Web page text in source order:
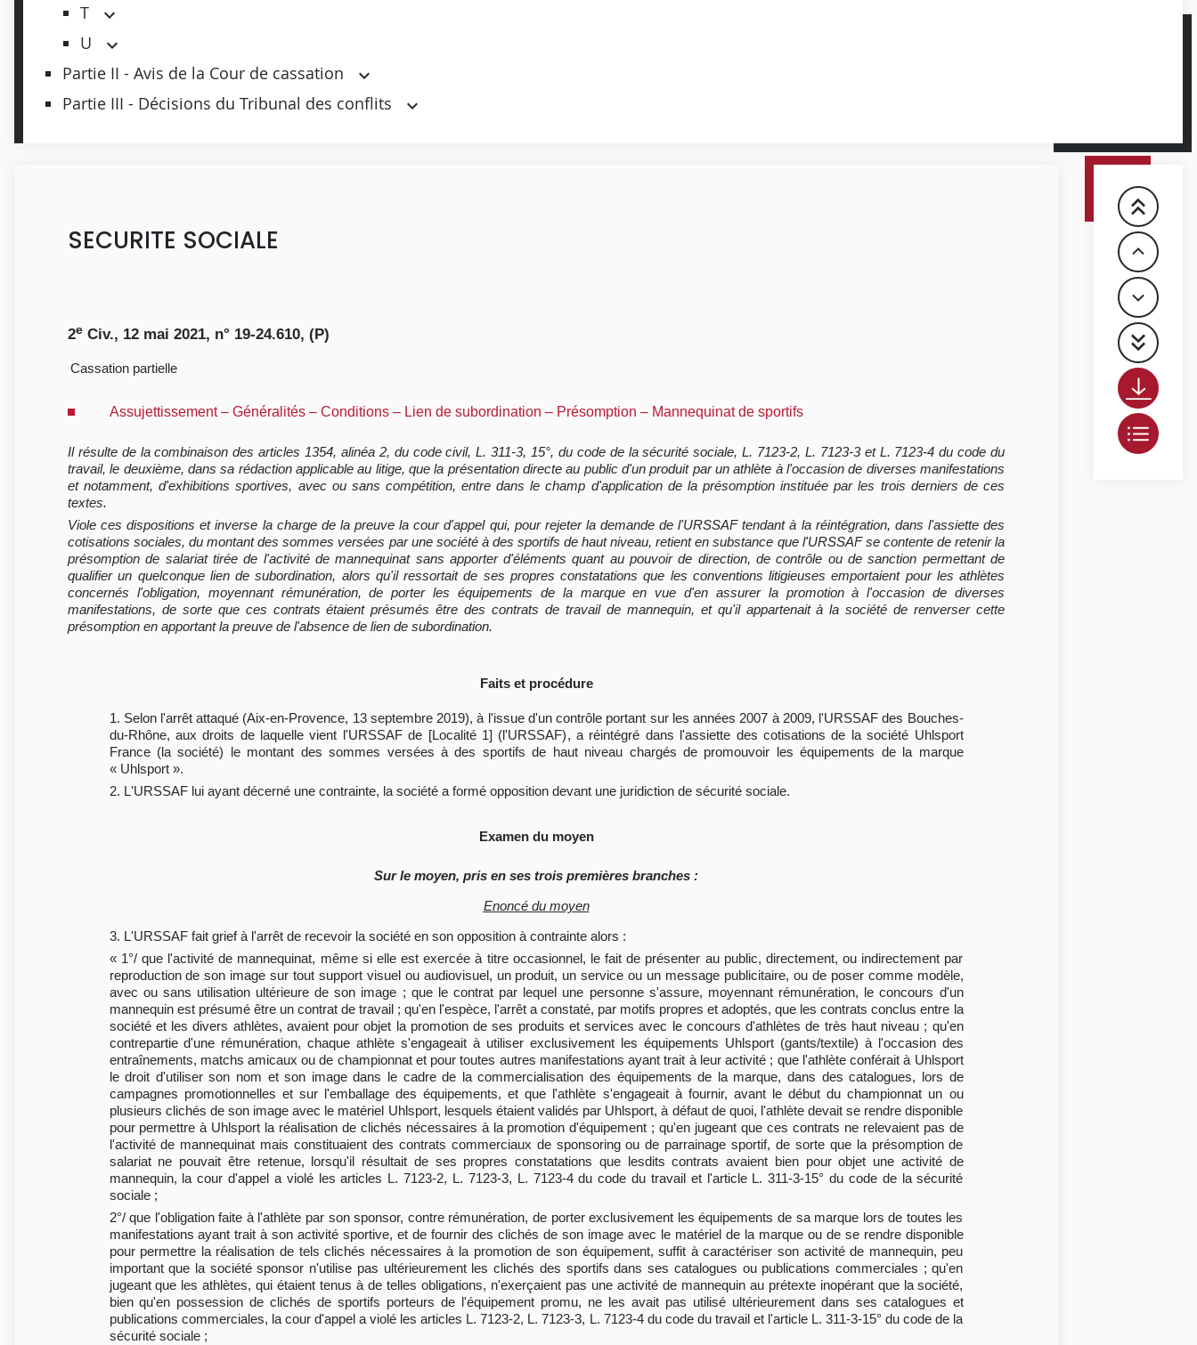
T
U
Partie II - Avis de la Cour de cassation
Partie III - Décisions du Tribunal des conflits
SECURITE SOCIALE
2e Civ., 12 mai 2021, n° 19-24.610, (P)
Cassation partielle
Assujettissement – Généralités – Conditions – Lien de subordination – Présomption – Mannequinat de sportifs
Il résulte de la combinaison des articles 1354, alinéa 2, du code civil, L. 311-3, 15°, du code de la sécurité sociale, L. 7123-2, L. 7123-3 et L. 7123-4 du code du
travail, le deuxième, dans sa rédaction applicable au litige, que la présentation directe au public d'un produit par un athlète à l'occasion de diverses manifestations
et notamment, d'exhibitions sportives, avec ou sans compétition, entre dans le champ d'application de la présomption instituée par les trois derniers de ces
textes.
Viole ces dispositions et inverse la charge de la preuve la cour d'appel qui, pour rejeter la demande de l'URSSAF tendant à la réintégration, dans l'assiette des
cotisations sociales, du montant des sommes versées par une société à des sportifs de haut niveau, retient en substance que l'URSSAF se contente de retenir la
présomption de salariat tirée de l'activité de mannequinat sans apporter d'éléments quant au pouvoir de direction, de contrôle ou de sanction permettant de
qualifier un quelconque lien de subordination, alors qu'il ressortait de ses propres constatations que les conventions litigieuses emportaient pour les athlètes
concernés l'obligation, moyennant rémunération, de porter les équipements de la marque en vue d'en assurer la promotion à l'occasion de diverses
manifestations, de sorte que ces contrats étaient présumés être des contrats de travail de mannequin, et qu'il appartenait à la société de renverser cette
présomption en apportant la preuve de l'absence de lien de subordination.
Faits et procédure
1. Selon l'arrêt attaqué (Aix-en-Provence, 13 septembre 2019), à l'issue d'un contrôle portant sur les années 2007 à 2009, l'URSSAF des Bouches-
du-Rhône, aux droits de laquelle vient l'URSSAF de [Localité 1] (l'URSSAF), a réintégré dans l'assiette des cotisations de la société Uhlsport
France (la société) le montant des sommes versées à des sportifs de haut niveau chargés de promouvoir les équipements de la marque
« Uhlsport ».
2. L'URSSAF lui ayant décerné une contrainte, la société a formé opposition devant une juridiction de sécurité sociale.
Examen du moyen
Sur le moyen, pris en ses trois premières branches :
Enoncé du moyen
3. L'URSSAF fait grief à l'arrêt de recevoir la société en son opposition à contrainte alors :
« 1°/ que l'activité de mannequinat, même si elle est exercée à titre occasionnel, le fait de présenter au public, directement, ou indirectement par
reproduction de son image sur tout support visuel ou audiovisuel, un produit, un service ou un message publicitaire, ou de poser comme modèle,
avec ou sans utilisation ultérieure de son image ; que le contrat par lequel une personne s'assure, moyennant rémunération, le concours d'un
mannequin est présumé être un contrat de travail ; qu'en l'espèce, l'arrêt a constaté, par motifs propres et adoptés, que les contrats conclus entre la
société et les divers athlètes, avaient pour objet la promotion de ses produits et services avec le concours d'athlètes de très haut niveau ; qu'en
contrepartie d'une rémunération, chaque athlète s'engageait à utiliser exclusivement les équipements Uhlsport (gants/textile) à l'occasion des
entraînements, matchs amicaux ou de championnat et pour toutes autres manifestations ayant trait à leur activité ; que l'athlète conférait à Uhlsport
le droit d'utiliser son nom et son image dans le cadre de la commercialisation des équipements de la marque, dans des catalogues, lors de
campagnes promotionnelles et sur l'emballage des équipements, et que l'athlète s'engageait à fournir, avant le début du championnat un ou
plusieurs clichés de son image avec le matériel Uhlsport, lesquels étaient validés par Uhlsport, à défaut de quoi, l'athlète devait se rendre disponible
pour permettre à Uhlsport la réalisation de clichés nécessaires à la promotion d'équipement ; qu'en jugeant que ces contrats ne relevaient pas de
l'activité de mannequinat mais constituaient des contrats commerciaux de sponsoring ou de parrainage sportif, de sorte que la présomption de
salariat ne pouvait être retenue, lorsqu'il résultait de ses propres constatations que lesdits contrats avaient bien pour objet une activité de
mannequin, la cour d'appel a violé les articles L. 7123-2, L. 7123-3, L. 7123-4 du code du travail et l'article L. 311-3-15° du code de la sécurité
sociale ;
2°/ que l'obligation faite à l'athlète par son sponsor, contre rémunération, de porter exclusivement les équipements de sa marque lors de toutes les
manifestations ayant trait à son activité sportive, et de fournir des clichés de son image avec le matériel de la marque ou de se rendre disponible
pour permettre la réalisation de tels clichés nécessaires à la promotion de son équipement, suffit à caractériser son activité de mannequin, peu
important que la société sponsor n'utilise pas ultérieurement les clichés des sportifs dans ses catalogues ou publications commerciales ; qu'en
jugeant que les athlètes, qui étaient tenus à de telles obligations, n'exerçaient pas une activité de mannequin au prétexte inopérant que la société,
bien qu'en possession de clichés de sportifs porteurs de l'équipement promu, ne les avait pas utilisé ultérieurement dans ses catalogues et
publications commerciales, la cour d'appel a violé les articles L. 7123-2, L. 7123-3, L. 7123-4 du code du travail et l'article L. 311-3-15° du code de la
sécurité sociale ;